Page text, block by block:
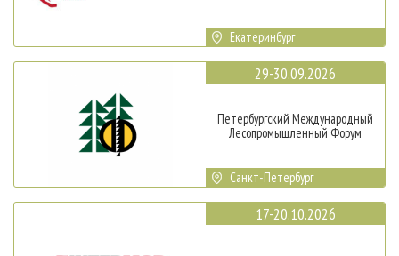
Екатеринбург
29-30.09.2026
Петербургский Международный
Лесопромышленный Форум
Санкт-Петербург
17-20.10.2026